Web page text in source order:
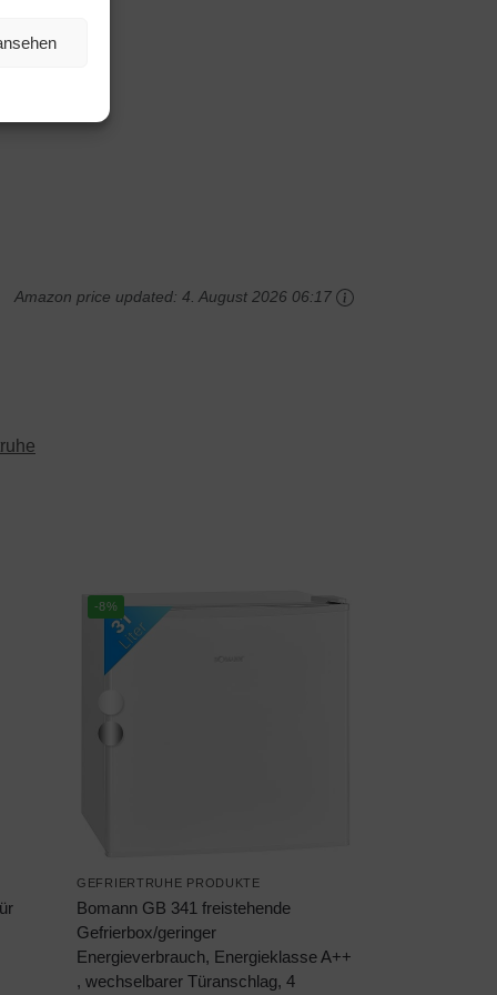
Amazon price updated:4. August 2026 06:17
-8%
GEFRIERTRUHE PRODUKTE
Bomann GB 341 freistehende
Gefrierbox/geringer
Energieverbrauch, Energieklasse A++
, wechselbarer Türanschlag, 4